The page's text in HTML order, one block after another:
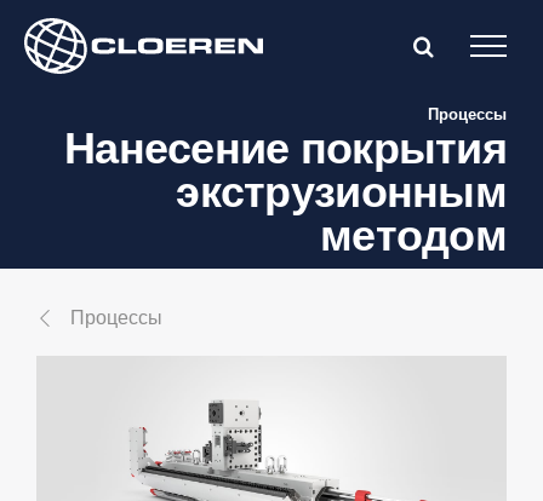
content
Нанесение покрытия
экструзионным
методом
Процессы
Процессы